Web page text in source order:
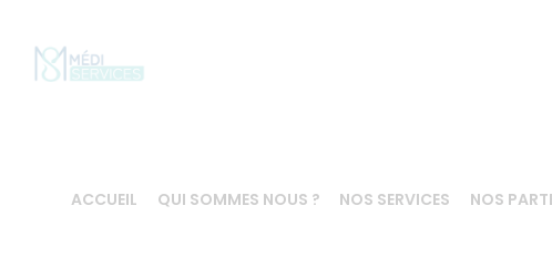
ACCUEIL QUI SOMMES NOUS ? NOS SERVICES NOS